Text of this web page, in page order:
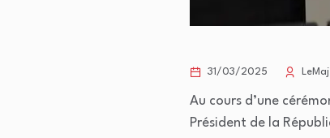
31/03/2025
Au cours d’une
Président de la